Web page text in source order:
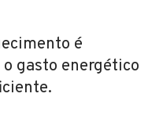
é
gasto energético